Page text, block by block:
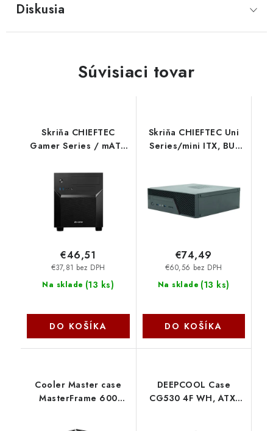
Diskusia
Súvisiaci tovar
Skriňa CHIEFTEC
Gamer Series / mATX
bez zdroja, čierna
Chieftec
Na sklade (13 ks)
€37,81 bez DPH
€46,51
DO KOŠÍKA
Skriňa CHIEFTEC Uni
Series/mini ITX, BU-
Bronze) BU-12B-300
Chieftec
Na sklade (13 ks)
€60,56 bez DPH
€74,49
DO KOŠÍKA
Cooler Master case
MasterFrame 600
DEEPCOOL Case
CG530 4F WH, ATX,